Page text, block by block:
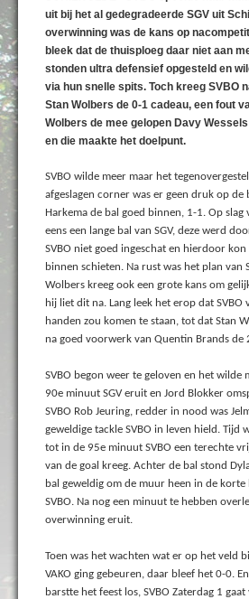
uit bij het al gedegradeerde SGV uit
overwinning was de kans op
bleek dat de thuisploeg daar niet aan
stonden ultra defensief opgesteld en
via hun snelle spits. Toch kreeg SVBO
Stan Wolbers de 0-1 cadeau, een fout
Wolbers de mee gelopen Davy
en die maakte het doelpunt.
SVBO wilde meer maar het
afgeslagen corner was er geen druk op de
Harkema de bal goed binnen, 1-1. Op
eens een lange bal van SGV, deze werd
SVBO niet goed ingeschat en hierdoor
binnen schieten. Na rust was het plan van
Wolbers kreeg ook een grote kans om
hij liet dit na. Lang leek het erop dat SVBO
handen zou komen te staan, tot dat Stan
na goed voorwerk van Quentin Brands
SVBO begon weer te geloven en het wilde
90e minuut SGV eruit en Jord Blokker
SVBO Rob Jeuring, redder in nood was
geweldige tackle SVBO in leven hield. Tijd
tot in de 95e minuut SVBO een terechte
van de goal kreeg. Achter de bal stond
bal geweldig om de muur heen in de korte
SVBO. Na nog een minuut te hebben
overwinning eruit.
Toen was het wachten wat er op het veld
VAKO ging gebeuren, daar bleef het 0-0.
barstte het feest los, SVBO Zaterdag 1